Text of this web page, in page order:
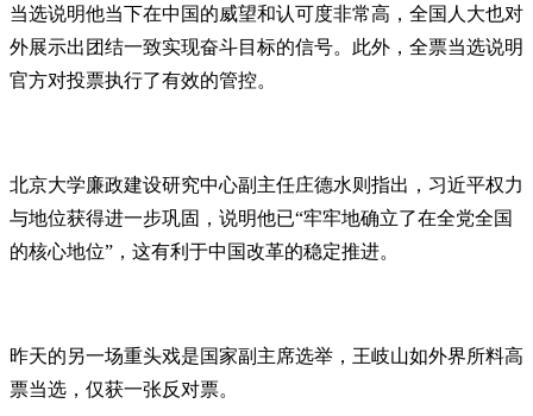
当选说明他当下在中国的威望和认可度非常高，全国人大也对
外展示出团结一致实现奋斗目标的信号。此外，全票当选说明
官方对投票执行了有效的管控。
北京大学廉政建设研究中心副主任庄德水则指出，习近平权力
与地位获得进一步巩固，说明他已“牢牢地确立了在全党全国
的核心地位”，这有利于中国改革的稳定推进。
昨天的另一场重头戏是国家副主席选举，王岐山如外界所料高
票当选，仅获一张反对票。